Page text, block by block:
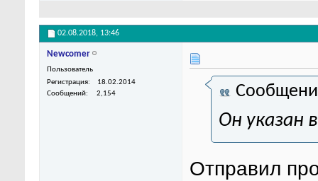
02.08.2018, 13:46
Newcomer
Пользователь
Регистрация
18.02.2014
Сообщений
2,154
Он указан
Отправил